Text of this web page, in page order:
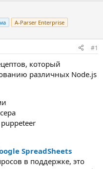
A-Parser Enterprise
#1
который
различных Node.js
SpreadSheets
в поддержке, это